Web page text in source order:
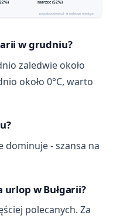
w grudniu?
zaledwie około
około 0°C, warto
dominuje - szansa na
urlop w Bułgarii?
polecanych. Za